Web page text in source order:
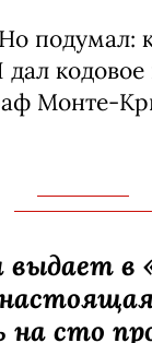
подумал:
кодовое
Монте-­
выдает в
на сто